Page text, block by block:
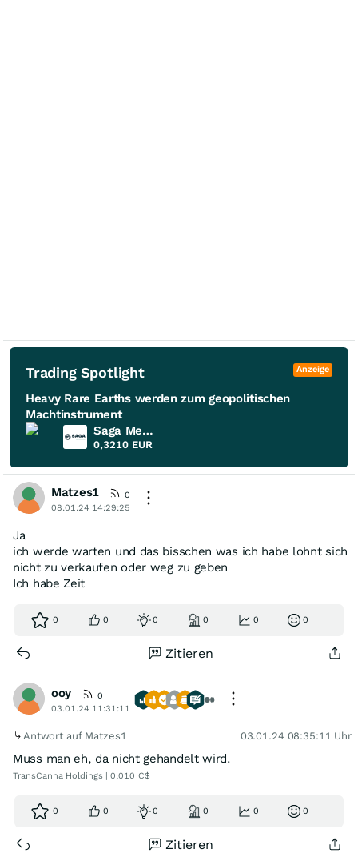
Trading Spotlight Anzeige
Heavy Rare Earths werden zum geopolitischen
Machtinstrument
Saga Metals
0,3210 EUR
Matzes1
0
08.01.24 14:29:25
Ja
ich werde warten und das bisschen was ich habe lohnt sich
nicht zu verkaufen oder weg zu geben
Ich habe Zeit
0 0 0 0 0 0
Zitieren
ooy
0
03.01.24 11:31:11
Antwort auf Matzes1 03.01.24 08:35:11 Uhr
Muss man eh, da nicht gehandelt wird.
TransCanna Holdings | 0,010 C$
0 0 0 0 0 0
Zitieren